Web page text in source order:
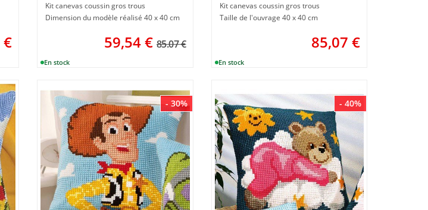
€
Kit canevas coussin gros trous
Dimension du modèle réalisé 40 x 40 cm
59,54€ 85.07 €
Kit canevas coussin gros trous
Taille de l'ouvrage 40 x 40 cm
85,07 €
- 30% - 40%